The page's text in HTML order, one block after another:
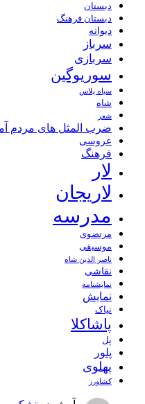
دبستان
دبستان فرهنگ
دیوانه
سرباز
سربازی
سوریوگین
سیاه پلاس
شاه
شعر
ضرب المثل های مردم
عروسی
فرهنگ
لار
لاریجان
مدرسه
مرتضوی
موسیقی
ناصر الدین شاه
نقاشی
نمايشنامه
نمایش
نیاک
پاشاکلا
پل
پلور
پهلوی
کشاورز